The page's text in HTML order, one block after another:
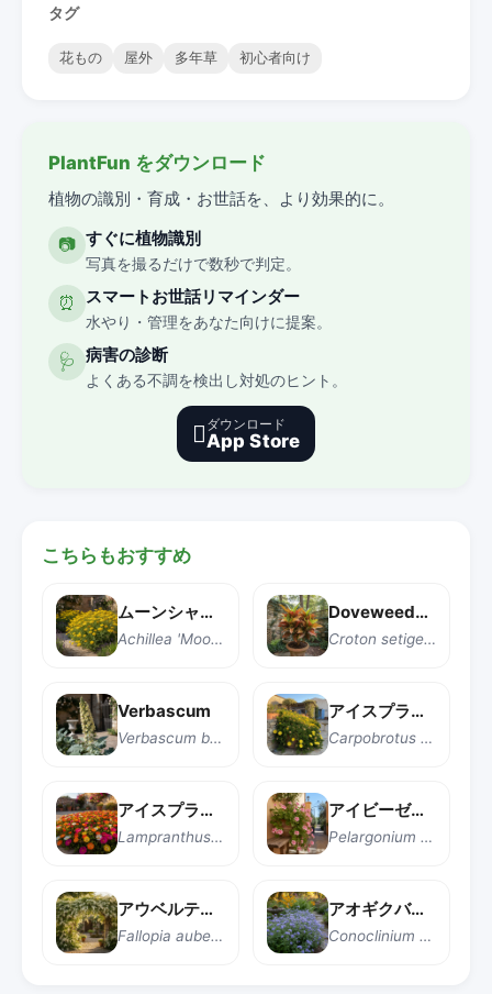
タグ
花もの 屋外 多年草 初心者向け
PlantFun をダウンロード
植物の識別・育成・お世話を、より効果的に。
📷 すぐに植物識別
写真を撮るだけで数秒で判定。
⏰ スマートお世話リマインダー
水やり・管理をあなた向けに提案。
🩺 病害の診断
よくある不調を検出し対処のヒント。
 ダウンロード
App Store
こちらもおすすめ
ムーンシャインヤロウ
Achillea 'Moonshine'
Doveweed（クロトン・セティゲルス）
Croton setigerus
Verbascum
Verbascum boerhavii
アイスプランツ（ハマミズナ）
Carpobrotus edulis
アイスプランツ（ビギー）
Lampranthus deltoides 'Vygie'
アイビーゼラニウム
Pelargonium peltatum
アウベルティーハギカズラ
Fallopia aubertii
アオギクバナ（ブルーミストファーン）
Conoclinium coelestinum